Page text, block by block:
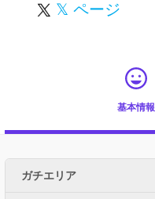
𝕏 ページ
基本情報
ガチエリア